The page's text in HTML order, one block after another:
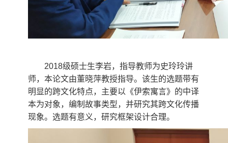
2018级硕士生李岩，指导教师为史玲玲讲
师，本论文由董晓萍教授指导。该生的选题带有
明显的跨文化特点，主要以《伊索寓言》的中译
本为对象，编制故事类型，并研究其跨文化传播
现象。选题有意义，研究框架设计合理。